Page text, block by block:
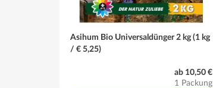
Asihum Bio Universaldünger 2 kg (1 kg
/ € 5,25)
ab 10,50 €
1 Packung